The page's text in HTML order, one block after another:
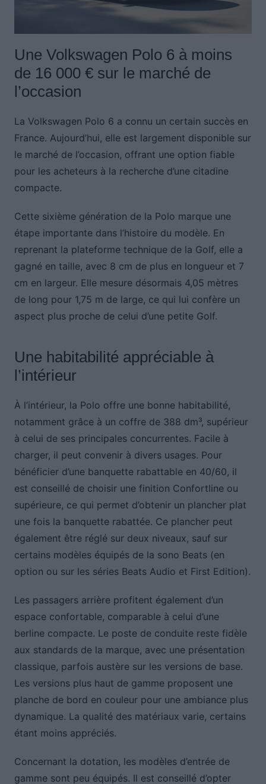
Une Volkswagen Polo 6 à moins
de 16 000 € sur le marché de
l’occasion
La Volkswagen Polo 6 a connu un certain succès en
France. Aujourd’hui, elle est largement disponible sur
le marché de l’occasion, offrant une option fiable
pour les acheteurs à la recherche d’une citadine
compacte.
Cette sixième génération de la Polo marque une
étape importante dans l’histoire du modèle. En
reprenant la plateforme technique de la Golf, elle a
gagné en taille, avec 8 cm de plus en longueur et 7
cm en largeur. Elle mesure désormais 4,05 mètres
de long pour 1,75 m de large, ce qui lui confère un
aspect plus proche de celui d’une petite Golf.
Une habitabilité appréciable à
l’intérieur
À l’intérieur, la Polo offre une bonne habitabilité,
notamment grâce à un coffre de 388 dm³, supérieur
à celui de ses principales concurrentes. Facile à
charger, il peut convenir à divers usages. Pour
bénéficier d’une banquette rabattable en 40/60, il
est conseillé de choisir une finition Confortline ou
supérieure, ce qui permet d’obtenir un plancher plat
une fois la banquette rabattée. Ce plancher peut
également être réglé sur deux niveaux, sauf sur
certains modèles équipés de la sono Beats (en
option ou sur les séries Beats Audio et First Edition).
Les passagers arrière profitent également d’un
espace confortable, comparable à celui d’une
berline compacte. Le poste de conduite reste fidèle
aux standards de la marque, avec une présentation
classique, parfois austère sur les versions de base.
Les versions plus haut de gamme proposent une
planche de bord en couleur pour une ambiance plus
dynamique. La qualité des matériaux varie, certains
étant moins appréciés.
Concernant la dotation, les modèles d’entrée de
gamme sont peu équipés. Il est conseillé d’opter